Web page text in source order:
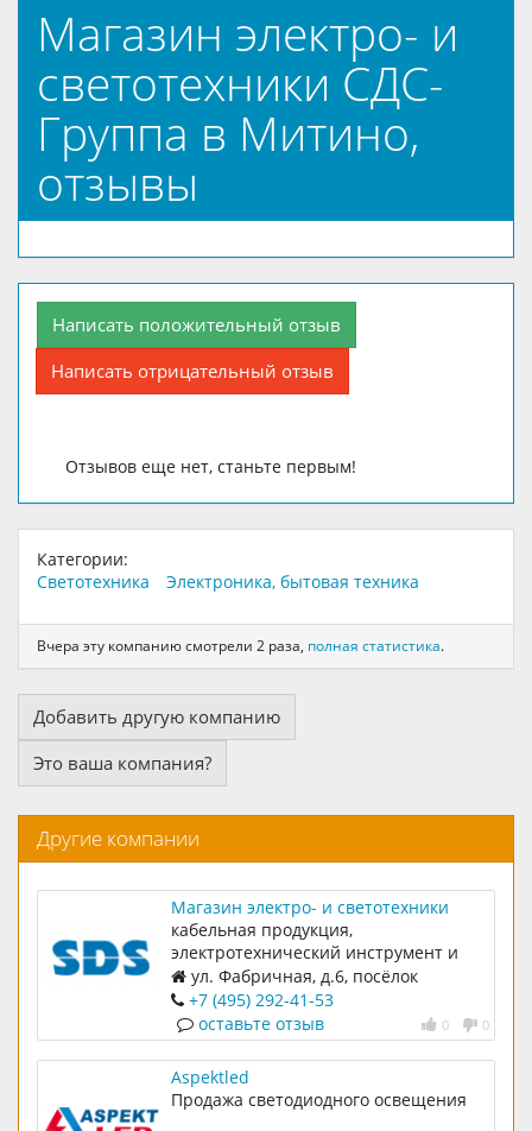
Магазин электро- и
светотехники СДС-
Группа в Митино,
отзывы
Написать положительный отзыв
Написать отрицательный отзыв
Отзывов еще нет, станьте первым!
Категории:
Светотехника
Электроника, бытовая техника
Вчера эту компанию смотрели 2 раза, полная статистика.
Добавить другую компанию
Это ваша компания?
Другие компании
Магазин электро- и светотехники
СДС-Группа
кабельная продукция,
электротехнический инструмент и
аксессуары, светотехника
ул. Фабричная, д.6, посёлок
Новобратцевский (тер. Фабрика
победы труда)
+7 (495) 292-41-53
0 0
оставьте отзыв
Aspektled
Продажа светодиодного освещения